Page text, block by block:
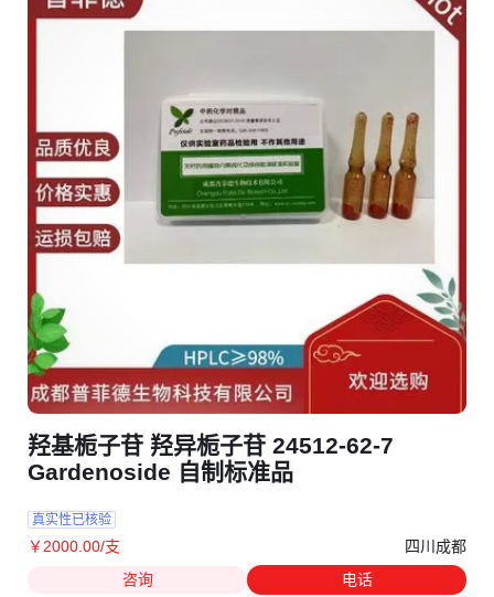
羟基栀子苷 羟异栀子苷 24512-62-7
Gardenoside 自制标准品
真实性已核验
￥ 2000 .00/支
四川成都
咨询
电话